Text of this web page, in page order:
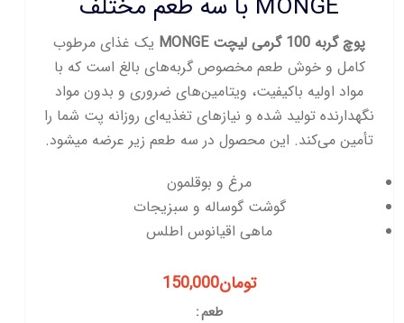
MONGE با سه طعم مختلف
پوچ گربه 100 گرمی لیچت MONGE
یک غذای مرطوب
کامل و خوش‌ طعم مخصوص گربه‌های بالغ است که با
مواد اولیه باکیفیت، ویتامین‌های ضروری و بدون مواد
نگهدارنده تولید شده و نیازهای تغذیه‌ای روزانه پت شما را
تأمین می‌کند. این محصول در سه طعم زیر عرضه میشود.
مرغ و بوقلمون
گوشت گوساله و سبزیجات
ماهی اقیانوس اطلس
تومان150,000
طعم